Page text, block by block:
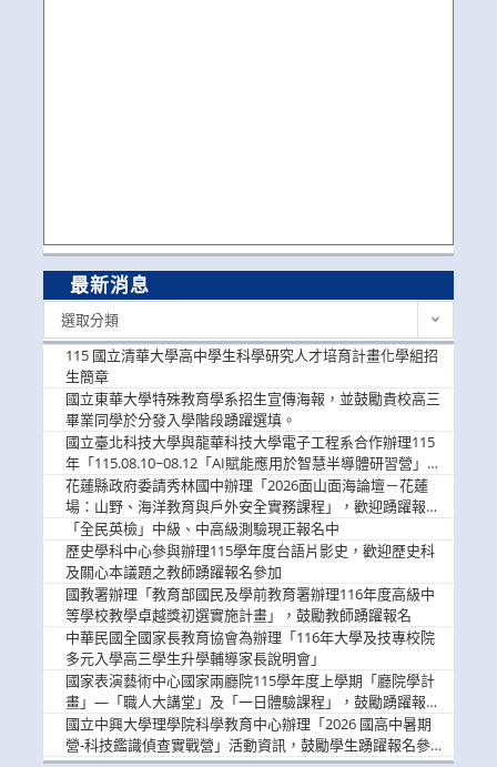
最新消息
選取分類
115 國立清華大學高中學生科學研究人才培育計畫化學組招
生簡章
國立東華大學特殊教育學系招生宣傳海報，並鼓勵貴校高三
畢業同學於分發入學階段踴躍選填。
國立臺北科技大學與龍華科技大學電子工程系合作辦理115
年「115.08.10~08.12「AI賦能應用於智慧半導體研習營」，
歡迎學生踴躍報名參加
花蓮縣政府委請秀林國中辦理「2026面山面海論壇－花蓮
場：山野、海洋教育與戶外安全實務課程」，歡迎踴躍報名
參加
「全民英檢」中級、中高級測驗現正報名中
歷史學科中心參與辦理115學年度台語片影史，歡迎歷史科
及關心本議題之教師踴躍報名參加
國教署辦理「教育部國民及學前教育署辦理116年度高級中
等學校教學卓越獎初選實施計畫」，鼓勵教師踴躍報名
中華民國全國家長教育協會為辦理「116年大學及技專校院
多元入學高三學生升學輔導家長說明會」
國家表演藝術中心國家兩廳院115學年度上學期「廳院學計
畫」—「職人大講堂」及「一日體驗課程」，鼓勵踴躍報名
參與。
國立中興大學理學院科學教育中心辦理「2026 國高中暑期
營-科技鑑識偵查實戰營」活動資訊，鼓勵學生踴躍報名參